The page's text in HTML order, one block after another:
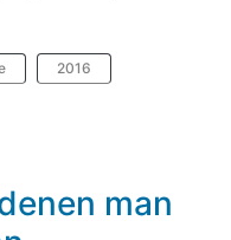
2016
man